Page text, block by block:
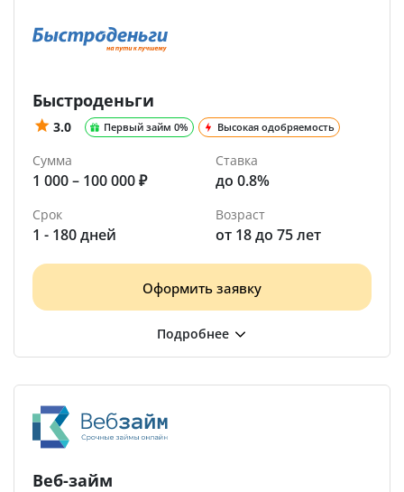
Быстроденьги
3.0 Первый займ 0% Высокая одобряемость
Сумма
1 000 – 100 000 ₽
Ставка
до 0.8%
Срок
1 - 180 дней
Возраст
от 18 до 75 лет
Оформить заявку
Веб-займ